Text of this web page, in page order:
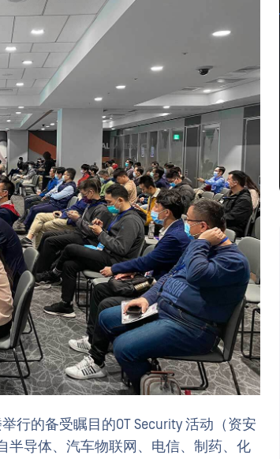
行的备受瞩目的OT Security 活动（资安
半导体、汽车物联网、电信、制药、化